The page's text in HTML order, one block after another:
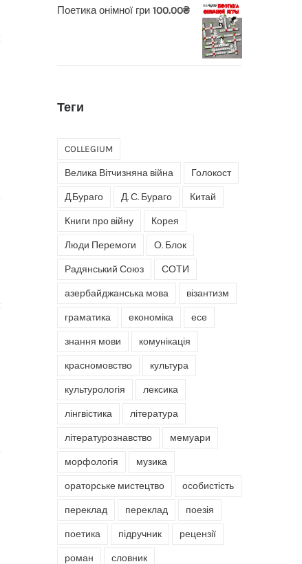
Поетика онімної гри 100.00₴
Теги
COLLEGIUM
Велика Вітчизняна війна Голокост
Д.Бураго Д. С. Бураго Китай
Книги про війну Корея
Люди Перемоги О. Блок
Радянський Союз СОТИ
азербайджанська мова візантизм
граматика економіка есе
знання мови комунікація
красномовство культура
культурологія лексика
лінгвістика література
літературознавство мемуари
морфологія музика
ораторське мистецтво особистість
переклад переклад поезія
поетика підручник рецензії
роман словник